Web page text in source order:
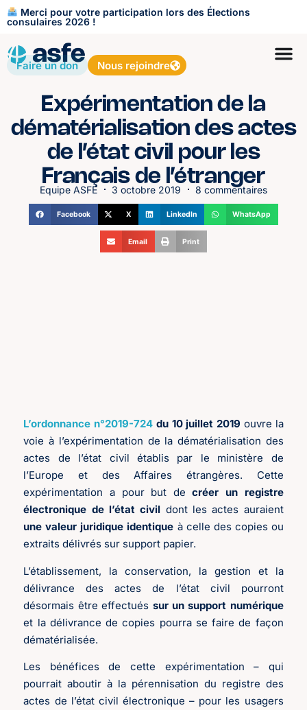
Merci pour votre participation lors des Élections
consulaires 2026 !
Faire un don Nous rejoindre
Expérimentation de la
dématérialisation des actes
de l’état civil pour les
Français de l’étranger
Equipe ASFE 3 octobre 2019 8 commentaires
Facebook X LinkedIn WhatsApp
Email Print
L’ordonnance n°2019-724 du 10 juillet 2019 ouvre la
voie à l’expérimentation de la dématérialisation des
actes de l’état civil établis par le ministère de
l’Europe et des Affaires étrangères. Cette
expérimentation a pour but decréer un registre
électronique de l’état civil dont les actes auraient
une valeur juridique identique à celle des copies ou
extraits délivrés sur support papier.
L’établissement, la conservation, la gestion et la
délivrance des actes de l’état civil pourront
désormais être effectués sur un support numérique
et la délivrance de copies pourra se faire de façon
dématérialisée.
Les bénéfices de cette expérimentation – qui
pourrait aboutir à la pérennisation du registre des
actes de l’état civil électronique – pour les usagers